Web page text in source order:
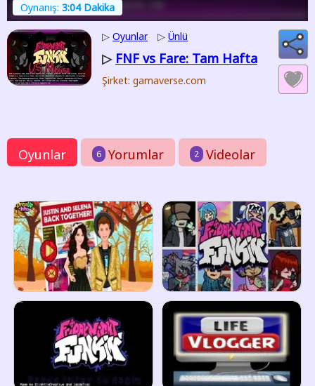
Oynanış: 3:04 Dakika
▷ Oyunlar ▷ Ünlü
▷ FNF vs Fare: Tam Hafta
Şirket: gamaverse.com
Oyunlar 6 Yorumlar 2 Videolar